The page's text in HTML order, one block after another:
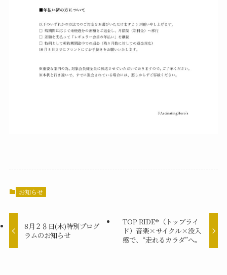
お知らせ
8月２８日(木)特別プログ
ラムのお知らせ
TOP RIDE®（トップライ
ド）音楽×サイクル×没入
感で、“走れるカラダ”へ。